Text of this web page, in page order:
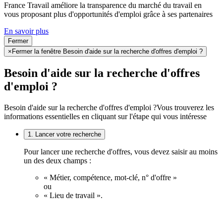
France Travail améliore la transparence du marché du travail en
vous proposant plus d'opportunités d'emploi grâce à ses partenaires
En savoir plus
Fermer
× Fermer la fenêtre Besoin d'aide sur la recherche d'offres d'emploi ?
Besoin d'aide sur la recherche d'offres
d'emploi ?
Besoin d'aide sur la recherche d'offres d'emploi ?Vous trouverez les
informations essentielles en cliquant sur l'étape qui vous intéresse
1. Lancer votre recherche
Pour lancer une recherche d'offres, vous devez saisir au moins
un des deux champs :
« Métier, compétence, mot-clé, n° d'offre »
ou
« Lieu de travail ».